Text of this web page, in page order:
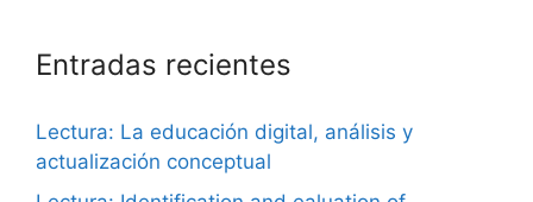
Entradas recientes
Lectura: La educación digital, análisis y
actualización conceptual